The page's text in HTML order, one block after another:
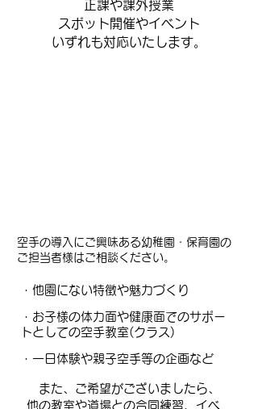
正課や課外授業
スポット開催やイベント
いずれも対応いたします。
空手の導入にご興味ある幼稚園・保育園の
ご担当者様はご相談ください。
・他園にない特徴や魅力づくり
・お子様の体力面や健康面でのサポー
トとしての空手教室(クラス)
・一日体験や親子空手等の企画など
また、ご希望がございましたら、
他の教室や道場との合同練習、イベ